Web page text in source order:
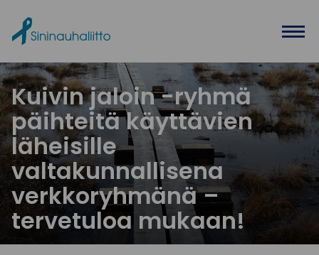
Kuivin jaloin -ryhmä
päihteitä käyttävien
läheisille
valtakunnallisena
verkkoryhmänä –
tervetuloa mukaan!